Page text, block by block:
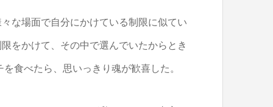
な場面で自分にかけている制限に似てい
をかけて、その中で選んでいたからとき
食べたら、思いっきり魂が歓喜した。